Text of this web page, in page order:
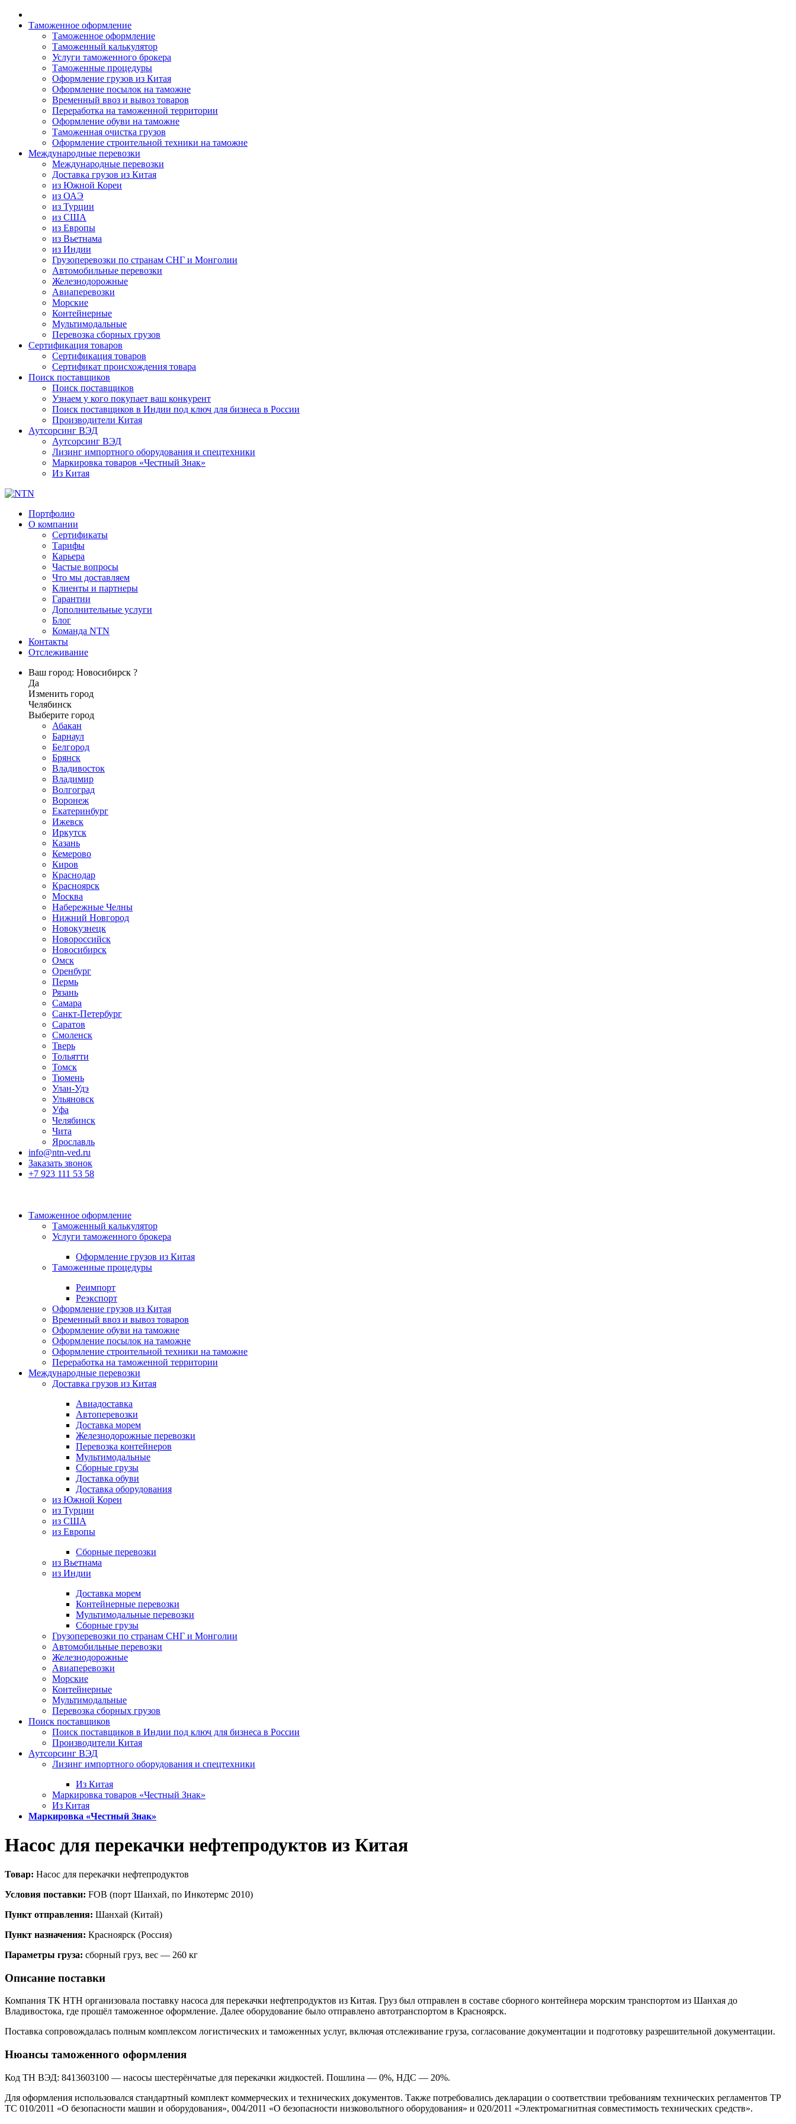
Таможенное оформление
Таможенное оформление
Таможенный калькулятор
Услуги таможенного брокера
Таможенные процедуры
Оформление грузов из Китая
Оформление посылок на таможне
Временный ввоз и вывоз товаров
Переработка на таможенной территории
Оформление обуви на таможне
Таможенная очистка грузов
Оформление строительной техники на таможне
Международные перевозки
Международные перевозки
Доставка грузов из Китая
из Южной Кореи
из ОАЭ
из Турции
из США
из Европы
из Вьетнама
из Индии
Грузоперевозки по странам СНГ и Монголии
Автомобильные перевозки
Железнодорожные
Авиаперевозки
Морские
Контейнерные
Мультимодальные
Перевозка сборных грузов
Сертификация товаров
Сертификация товаров
Сертификат происхождения товара
Поиск поставщиков
Поиск поставщиков
Узнаем у кого покупает ваш конкурент
Поиск поставщиков в Индии под ключ для бизнеса в России
Производители Китая
Аутсорсинг ВЭД
Аутсорсинг ВЭД
Лизинг импортного оборудования и спецтехники
Маркировка товаров «Честный Знак»
Из Китая
Портфолио
О компании
Сертификаты
Тарифы
Карьера
Частые вопросы
Что мы доставляем
Клиенты и партнеры
Гарантии
Дополнительные услуги
Блог
Команда NTN
Контакты
Отслеживание
Ваш город: Новосибирск ?
Да
Изменить город
Челябинск
Выберите город
Абакан
Барнаул
Белгород
Брянск
Владивосток
Владимир
Волгоград
Воронеж
Екатеринбург
Ижевск
Иркутск
Казань
Кемерово
Киров
Краснодар
Красноярск
Москва
Набережные Челны
Нижний Новгород
Новокузнецк
Новороссийск
Новосибирск
Омск
Оренбург
Пермь
Рязань
Самара
Санкт-Петербург
Саратов
Смоленск
Тверь
Тольятти
Томск
Тюмень
Улан-Удэ
Ульяновск
Уфа
Челябинск
Чита
Ярославль
info@ntn-ved.ru
Заказать звонок
+7 923 111 53 58
Таможенное оформление
Таможенный калькулятор
Услуги таможенного брокера
Оформление грузов из Китая
Таможенные процедуры
Реимпорт
Реэкспорт
Оформление грузов из Китая
Временный ввоз и вывоз товаров
Оформление обуви на таможне
Оформление посылок на таможне
Оформление строительной техники на таможне
Переработка на таможенной территории
Международные перевозки
Доставка грузов из Китая
Авиадоставка
Автоперевозки
Доставка морем
Железнодорожные перевозки
Перевозка контейнеров
Мультимодальные
Сборные грузы
Доставка обуви
Доставка оборудования
из Южной Кореи
из Турции
из США
из Европы
Сборные перевозки
из Вьетнама
из Индии
Доставка морем
Контейнерные перевозки
Мультимодальные перевозки
Сборные грузы
Грузоперевозки по странам СНГ и Монголии
Автомобильные перевозки
Железнодорожные
Авиаперевозки
Морские
Контейнерные
Мультимодальные
Перевозка сборных грузов
Поиск поставщиков
Поиск поставщиков в Индии под ключ для бизнеса в России
Производители Китая
Аутсорсинг ВЭД
Лизинг импортного оборудования и спецтехники
Из Китая
Маркировка товаров «Честный Знак»
Из Китая
Маркировка «Честный Знак»
Насос для перекачки нефтепродуктов из Китая
Товар: Насос для перекачки нефтепродуктов
Условия поставки: FOB (порт Шанхай, по Инкотермс 2010)
Пункт отправления: Шанхай (Китай)
Пункт назначения: Красноярск (Россия)
Параметры груза: сборный груз, вес — 260 кг
Описание поставки
Компания ТК НТН организовала поставку насоса для перекачки нефтепродуктов из Китая. Груз был отправлен в составе сборного контейнера морским транспортом из Шанхая до
Владивостока, где прошёл таможенное оформление. Далее оборудование было отправлено автотранспортом в Красноярск.
Поставка сопровождалась полным комплексом логистических и таможенных услуг, включая отслеживание груза, согласование документации и подготовку разрешительной документации.
Нюансы таможенного оформления
Код ТН ВЭД: 8413603100 — насосы шестерёнчатые для перекачки жидкостей. Пошлина — 0%, НДС — 20%.
Для оформления использовался стандартный комплект коммерческих и технических документов. Также потребовались декларации о соответствии требованиям технических регламентов ТР
ТС 010/2011 «О безопасности машин и оборудования», 004/2011 «О безопасности низковольтного оборудования» и 020/2011 «Электромагнитная совместимость технических средств».